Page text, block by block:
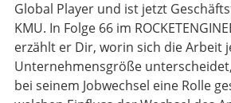
Global Player und ist jetzt
KMU. In Folge 66 im
erzählt er Dir, worin sich die Arbeit
Unternehmensgröße
bei seinem Jobwechsel eine Rolle